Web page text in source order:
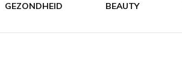
GEZONDHEID BEAUTY